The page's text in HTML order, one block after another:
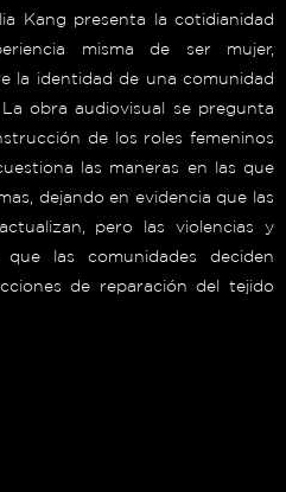
Kang presenta la cotidianidad
misma de ser mujer,
la identidad de una comunidad
obra audiovisual se pregunta
de los roles femeninos
las maneras en las que
dejando en evidencia que las
pero las violencias y
las comunidades deciden
de reparación del tejido